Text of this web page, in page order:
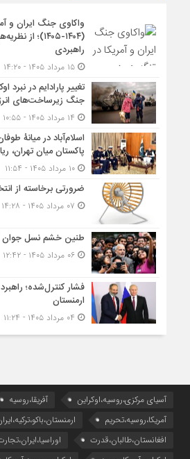
واکاوی جنگ ایران و
(۱۴۰۴-۱۴۰۵)؛
راهبردی
۱۵ مرداد ۱۴۰۵ - ۱۴:۲۰
تغییر پارادایم در نبرد
جنگ زیرساخت‌های
اسلام‌آباد در میانۀ
پاکستان میان تهران،
۱۰ مرداد ۱۴۰۵ - ۱۱:۵۴
ضرورتی برخاسته از
طنین خشم نسل جوان
۰۶ مرداد ۱۴۰۵ - ۱۲:۴۲
فشار کنترل‌شده؛
ارمنستان
آسیای مرکزی،روسیه،اوکراین
آفریقا،روسیه
آمریکا،روسیه،تحریم
افغانستان،طالبان،قدرت